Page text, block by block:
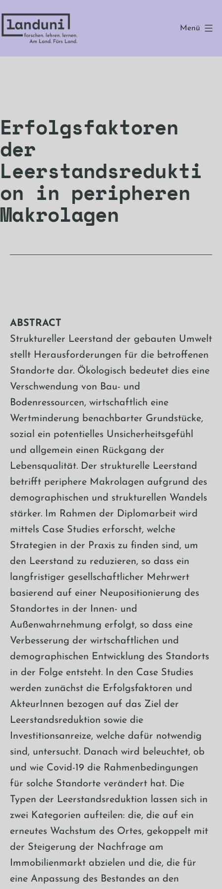
Inhalt
springen
Menü
Erfolgsfaktoren
der
Leerstandsredukti
on in peripheren
Makrolagen
ABSTRACT
Struktureller Leerstand der gebauten Umwelt
stellt Herausforderungen für die betroffenen
Standorte dar. Ökologisch bedeutet dies eine
Verschwendung von Bau- und
Bodenressourcen, wirtschaftlich eine
Wertminderung benachbarter Grundstücke,
sozial ein potentielles Unsicherheitsgefühl
und allgemein einen Rückgang der
Lebensqualität. Der strukturelle Leerstand
betrifft periphere Makrolagen aufgrund des
demographischen und strukturellen Wandels
stärker. Im Rahmen der Diplomarbeit wird
mittels Case Studies erforscht, welche
Strategien in der Praxis zu finden sind, um
den Leerstand zu reduzieren, so dass ein
langfristiger gesellschaftlicher Mehrwert
basierend auf einer Neupositionierung des
Standortes in der Innen- und
Außenwahrnehmung erfolgt, so dass eine
Verbesserung der wirtschaftlichen und
demographischen Entwicklung des Standorts
in der Folge entsteht. In den Case Studies
werden zunächst die Erfolgsfaktoren und
AkteurInnen bezogen auf das Ziel der
Leerstandsreduktion sowie die
Investitionsanreize, welche dafür notwendig
sind, untersucht. Danach wird beleuchtet, ob
und wie Covid-19 die Rahmenbedingungen
für solche Standorte verändert hat. Die
Typen der Leerstandsreduktion lassen sich in
zwei Kategorien aufteilen: die, die auf ein
erneutes Wachstum des Ortes, gekoppelt mit
der Steigerung der Nachfrage am
Immobilienmarkt abzielen und die, die für
eine Anpassung des Bestandes an den